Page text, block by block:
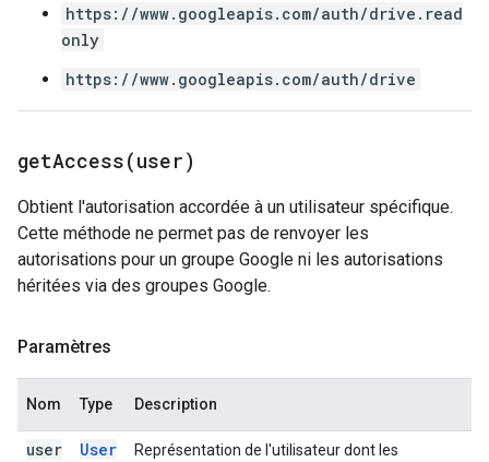
https://www.googleapis.com/auth/drive.read
only
https://www.googleapis.com/auth/drive
getAccess(user)
Obtient l'autorisation accordée à un utilisateur spécifique.
Cette méthode ne permet pas de renvoyer les
autorisations pour un groupe Google ni les autorisations
héritées via des groupes Google.
Paramètres
Nom Type Description
user User
Représentation de l'utilisateur dont les